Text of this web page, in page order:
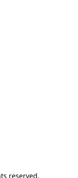
reserved.